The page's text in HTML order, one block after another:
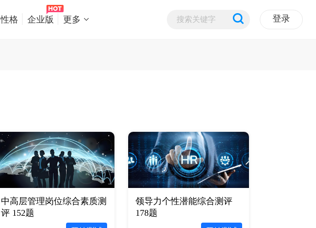
性格 企业版 更多 登录
中高层管理岗位综合素质测
评 152题
领导力个性潜能综合测评
178题